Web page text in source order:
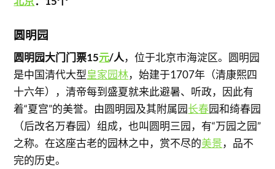
圆明园
圆明园大门门票15元/人，位于北京市海淀区。圆明园
是中国清代大型皇家园林，始建于1707年（清康熙四
十六年），清帝每到盛夏就来此避暑、听政，因此有
着“夏宫”的美誉。由圆明园及其附属园长春园和绮春园
（后改名万春园）组成，也叫圆明三园，有“万园之园”
之称。在这座古老的园林之中，赏不尽的美景，品不
完的历史。